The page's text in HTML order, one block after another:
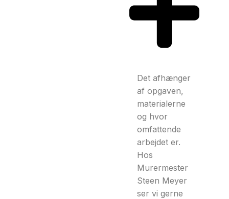
Det afhænger
af opgaven,
materialerne
og hvor
omfattende
arbejdet er.
Hos
Murermester
Steen Meyer
ser vi gerne